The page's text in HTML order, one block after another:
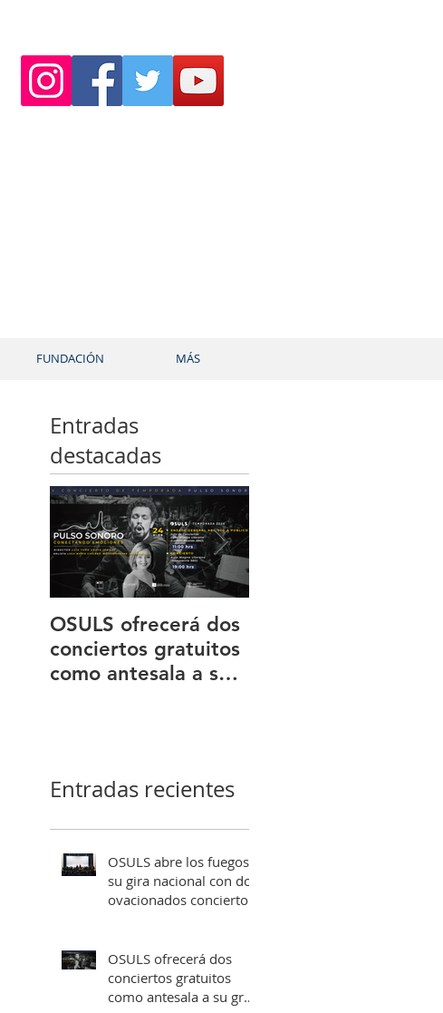
FUNDACIÓN MÁS
Entradas
destacadas
OSULS ofrecerá dos
conciertos gratuitos
como antesala a su
Entradas recientes
OSULS abre los fuegos a
su gira nacional con dos
ovacionados conciertos
OSULS ofrecerá dos
conciertos gratuitos
como antesala a su gran